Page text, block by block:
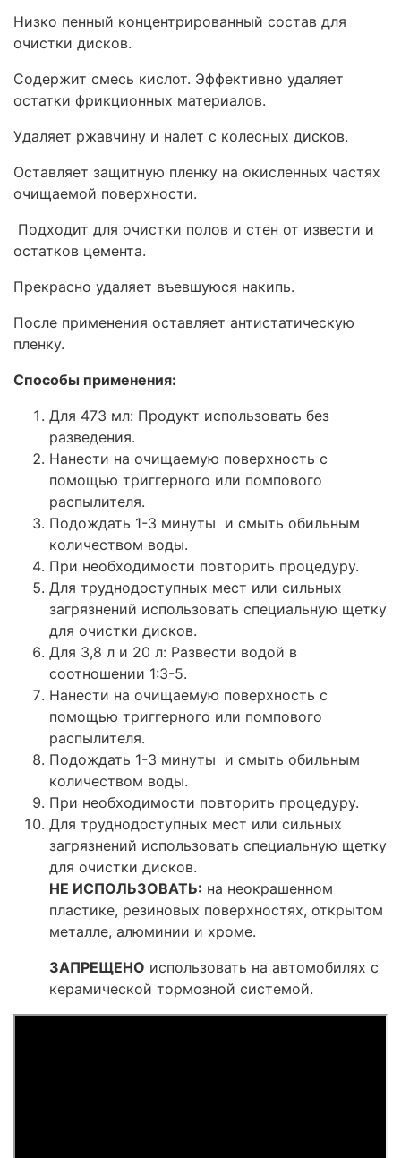
Низко пенный концентрированный состав для
очистки дисков.
Содержит смесь кислот. Эффективно удаляет
остатки фрикционных материалов.
Удаляет ржавчину и налет с колесных дисков.
Оставляет защитную пленку на окисленных частях
очищаемой поверхности.
Подходит для очистки полов и стен от извести и
остатков цемента.
Прекрасно удаляет въевшуюся накипь.
После применения оставляет антистатическую
пленку.
Способы применения:
Для 473 мл: Продукт использовать без
разведения.
Нанести на очищаемую поверхность с
помощью триггерного или помпового
распылителя.
Подождать 1-3 минуты и смыть обильным
количеством воды.
При необходимости повторить процедуру.
Для труднодоступных мест или сильных
загрязнений использовать специальную щетку
для очистки дисков.
Для 3,8 л и 20 л: Развести водой в
соотношении 1:3-5.
Нанести на очищаемую поверхность с
помощью триггерного или помпового
распылителя.
Подождать 1-3 минуты и смыть обильным
количеством воды.
При необходимости повторить процедуру.
Для труднодоступных мест или сильных
загрязнений использовать специальную щетку
для очистки дисков.
НЕ ИСПОЛЬЗОВАТЬ: на неокрашенном
пластике, резиновых поверхностях, открытом
металле, алюминии и хроме.
ЗАПРЕЩЕНО использовать на автомобилях с
керамической тормозной системой.